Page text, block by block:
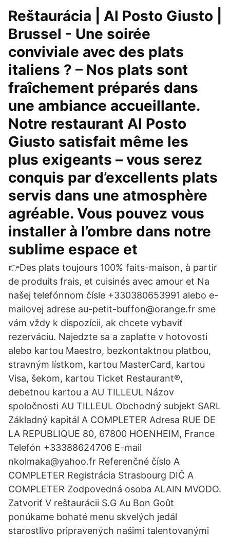
Reštaurácia | Al Posto Giusto |
Brussel - Une soirée
conviviale avec des plats
italiens ? – Nos plats sont
fraîchement préparés dans
une ambiance accueillante.
Notre restaurant Al Posto
Giusto satisfait même les
plus exigeants – vous serez
conquis par d’excellents plats
servis dans une atmosphère
agréable. Vous pouvez vous
installer à l’ombre dans notre
sublime espace et
👉Des plats toujours 100% faits-maison, à partir
de produits frais, et cuisinés avec amour et Na
našej telefónnom čísle +330380653991 alebo e-
mailovej adrese au-petit-buffon@orange.fr sme
vám vždy k dispozícii, ak chcete vybaviť
rezerváciu. Najedzte sa a zaplaťte v hotovosti
alebo kartou Maestro, bezkontaktnou platbou,
stravným lístkom, kartou MasterCard, kartou
Visa, šekom, kartou Ticket Restaurant®,
debetnou kartou a AU TILLEUL Názov
spoločnosti AU TILLEUL Obchodný subjekt SARL
Základný kapitál A COMPLETER Adresa RUE DE
LA REPUBLIQUE 80, 67800 HOENHEIM, France
Telefón +33388624706 E-mail
nkolmaka@yahoo.fr Referenčné číslo A
COMPLETER Registrácia Strasbourg DIČ A
COMPLETER Zodpovedná osoba ALAIN MVODO.
Zatvoriť V reštaurácii S.G Au Bon Goût
ponúkame bohaté menu skvelých jedál
starostlivo pripravených našimi talentovanými